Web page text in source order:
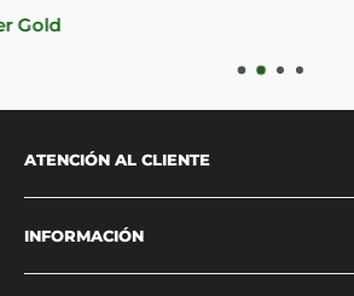
ATENCIÓN AL CLIENTE
Estamos disponibles para atenderte
víaWhatsApp
contacto.
INFORMACIÓN